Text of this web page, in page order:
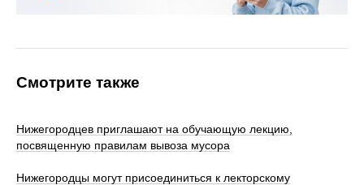
Смотрите также
Нижегородцев приглашают на обучающую лекцию,
посвященную правилам вывоза мусора
Нижегородцы могут присоединиться к лекторскому